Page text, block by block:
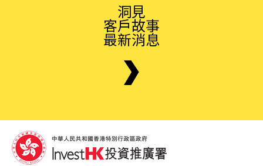
洞見
客戶故事
最新消息